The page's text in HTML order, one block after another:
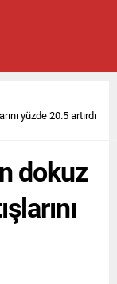
yüzde 20.5 artırdı
dokuz